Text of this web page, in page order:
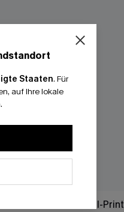
Bikini-Set mit Animal-Print
Staaten. Für
auf Ihre lokale